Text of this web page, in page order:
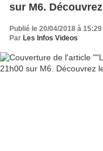
sur M6.
Publié le 20/04/2018 à 15:29
Par Les Infos Videos